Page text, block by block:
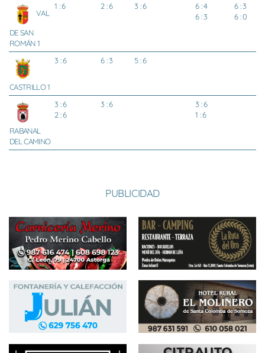
VAL
DE SAN
ROMÁN 1
1 : 6 2 : 6 3 : 6
6 : 4
6 : 3
6 : 3
6 : 0
CASTRILLO 1
3 : 6 6 : 3 5 : 6
RABANAL
DEL CAMINO
3 : 6
2 : 6
3 : 6
3 : 6
1 : 6
PUBLICIDAD